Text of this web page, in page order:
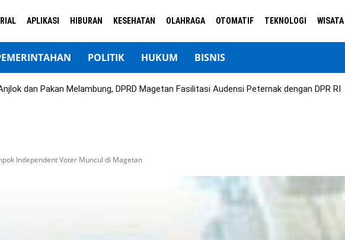
APLIKASI HIBURAN KESEHATAN OLAHRAGA OTOMATIF TEKNOLOGI WISATA
POLITIK HUKUM BISNIS
dan Pakan Melambung, DPRD Magetan Fasilitasi Audensi Peternak dengan DPR RI
Independent Voter Muncul di Magetan